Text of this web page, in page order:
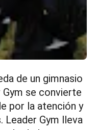
de un gimnasio
se convierte
por la atención y
Leader Gym lleva